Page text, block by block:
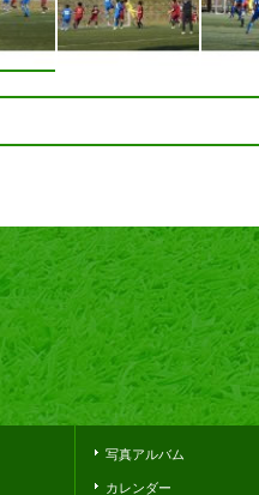
写真アルバム
カレンダー